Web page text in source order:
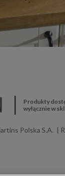
Produkty
wyłącznie w
Polska S.A.